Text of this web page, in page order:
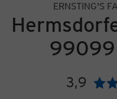
ERNSTING'S
3,9